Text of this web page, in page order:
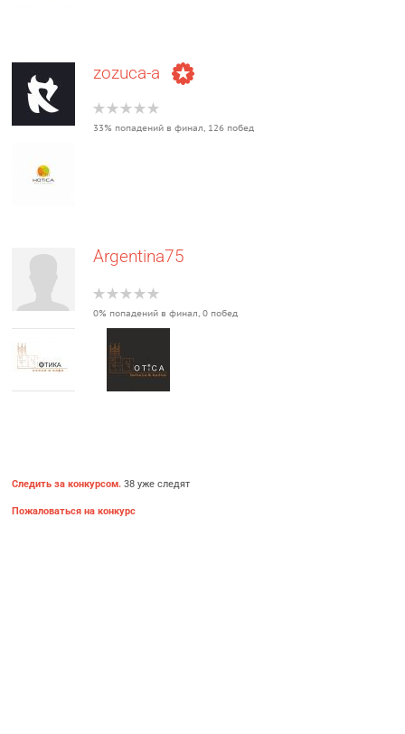
zozuca-a
33% попадений в финал, 126 побед
Argentina75
0% попадений в финал, 0 побед
Следить за конкурсом. 38 уже следят
Пожаловаться на конкурс